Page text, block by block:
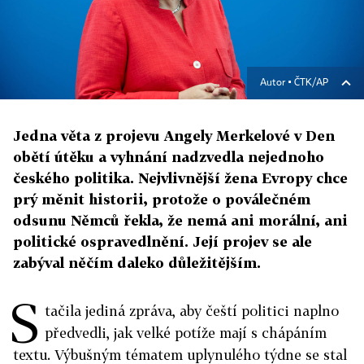
Autor ▪ ČTK/AP
Jedna věta z projevu Angely Merkelové v Den
obětí útěku a vyhnání nadzvedla nejednoho
českého politika. Nejvlivnější žena Evropy chce
prý měnit historii, protože o poválečném
odsunu Němců řekla, že nemá ani morální, ani
politické ospravedlnění. Její projev se ale
zabýval něčím daleko důležitějším.
S tačila jediná zpráva, aby čeští politici naplno
předvedli, jak velké potíže mají s chápáním
textu. Výbušným tématem uplynulého týdne se stal